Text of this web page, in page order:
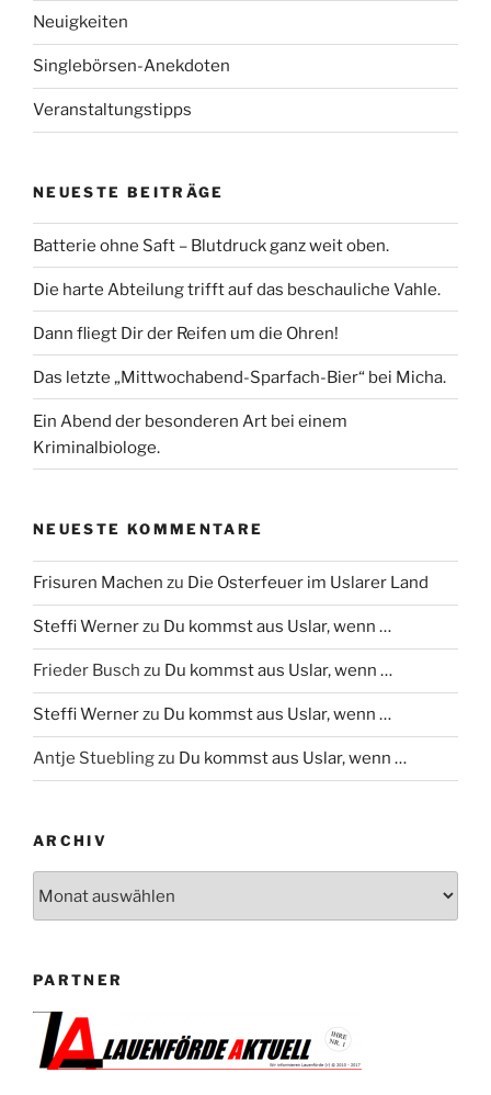
Neuigkeiten
Singlebörsen-Anekdoten
Veranstaltungstipps
NEUESTE BEITRÄGE
Batterie ohne Saft – Blutdruck ganz weit oben.
Die harte Abteilung trifft auf das beschauliche Vahle.
Dann fliegt Dir der Reifen um die Ohren!
Das letzte „Mittwochabend-Sparfach-Bier“ bei Micha.
Ein Abend der besonderen Art bei einem
Kriminalbiologe.
NEUESTE KOMMENTARE
Frisuren Machen zu Die Osterfeuer im Uslarer Land
Steffi Wernerzu Du kommst aus Uslar, wenn …
Frieder Busch zu Du kommst aus Uslar, wenn …
Steffi Wernerzu Du kommst aus Uslar, wenn …
Antje Stueblingzu Du kommst aus Uslar, wenn …
ARCHIV
PARTNER